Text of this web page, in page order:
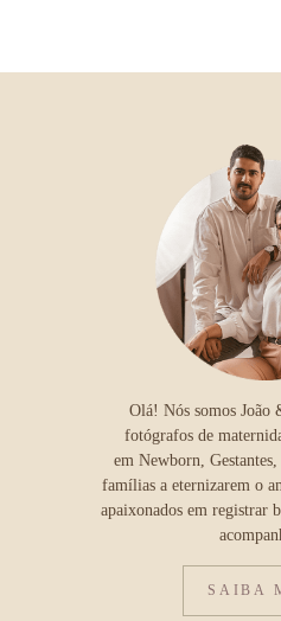
Olá! Nós somos João
fotógrafos de
em Newborn, Gestantes,
famílias a eternizarem o
apaixonados em registrar
SAIBA